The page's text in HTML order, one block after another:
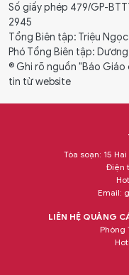
Số giấy phép 479/GP-
2945
Tổng Biên tập: Triệu
Phó Tổng Biên tập:
® Ghi rõ nguồn "Báo Giáo
tin từ website
Tòa soạn: 15
Điện
Email:
LIÊN HỆ QUẢNG
Phòng